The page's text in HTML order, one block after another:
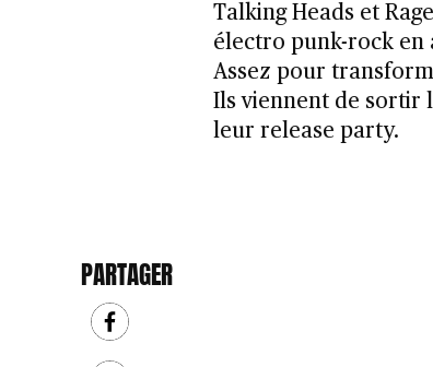
PARTAGER
Talking Heads et
électro punk-rock en
Assez pour
Ils viennent de
leur release party.